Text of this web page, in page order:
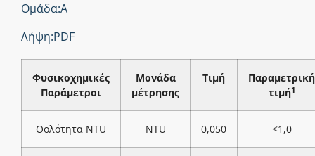
Ομάδα:Α
Λήψη:PDF
Φυσικοχημικές
Παράμετροι
Μονάδα
μέτρησης
Τιμή
Παραμετρική
τιμή1
Θολότητα NTU NTU 0,050 <1,0